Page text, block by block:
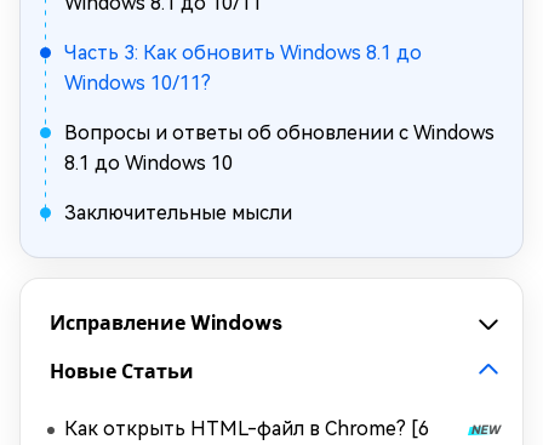
Часть 3: Как обновить Windows 8.1 до
Windows 10/11?
Вопросы и ответы об обновлении с Windows
8.1 до Windows 10
Заключительные мысли
Исправление Windows
Новые Статьи
Как открыть HTML-файл в Chrome? [6